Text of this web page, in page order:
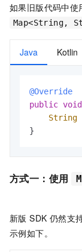
如果旧版代码中使
Map<String,
Java Kotlin
@Override
public void
String
}
方式一：使用
新版 SDK 仍然支
示例如下。